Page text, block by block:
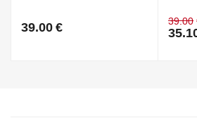
39.00 € 39.00